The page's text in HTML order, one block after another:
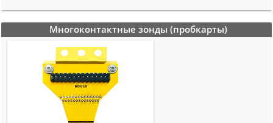
Многоконтактные зонды (пробкарты)